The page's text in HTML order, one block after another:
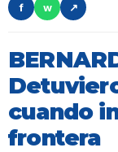
f
w ↗
cuando
frontera